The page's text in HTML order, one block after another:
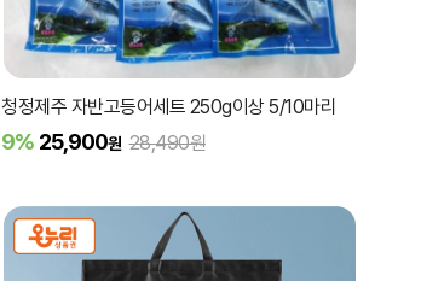
청정제주 자반고등어세트 250g이상 5/10마리
9% 25,900원 28,490원